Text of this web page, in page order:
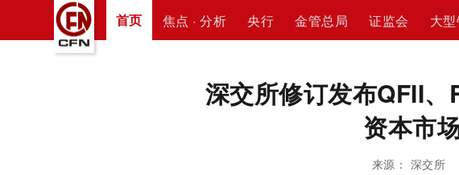
首页 焦点 · 分析 央行 金管总局 证监会 大
深交所修订发布QFII
资本市
来源： 深交所